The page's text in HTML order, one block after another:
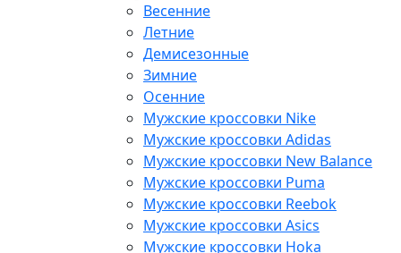
Весенние
Летние
Демисезонные
Зимние
Осенние
Мужские кроссовки Nike
Мужские кроссовки Adidas
Мужские кроссовки New Balance
Мужские кроссовки Puma
Мужские кроссовки Reebok
Мужские кроссовки Asics
Мужские кроссовки Hoka